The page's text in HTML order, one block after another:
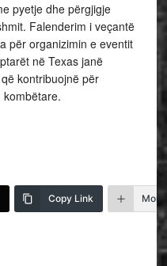
pyetje dhe përgjigje
Falenderim i veçantë
për organizimin e eventit
në Texas janë
kontribuojnë për
Copy Link More